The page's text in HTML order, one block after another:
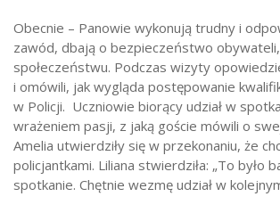
Obecnie – Panowie wykonują trudny i
zawód, dbają o bezpieczeństwo obywateli,
społeczeństwu. Podczas wizyty
i omówili, jak wygląda postępowanie
w Policji. Uczniowie biorący udział w
wrażeniem pasji, z jaką goście mówili o
Amelia utwierdziły się w przekonaniu, że
policjantkami. Liliana stwierdziła: „To było
spotkanie. Chętnie wezmę udział w